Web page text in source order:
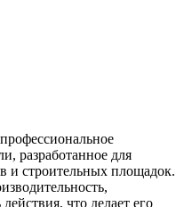
разработанное для
строительных площадок.
что делает его